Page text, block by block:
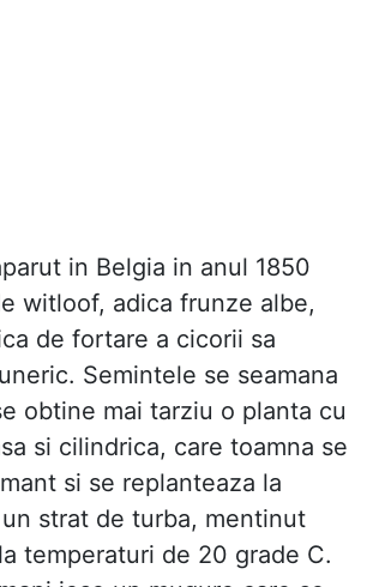
in Belgia in anul 1850
witloof, adica frunze albe,
de fortare a cicorii sa
Semintele se seamana
obtine mai tarziu o planta cu
si cilindrica, care toamna se
si se replanteaza la
strat de turba, mentinut
temperaturi de 20 grade C.